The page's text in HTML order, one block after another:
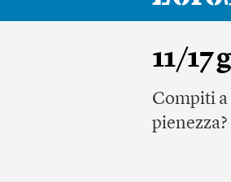
11/17
Compiti a
pienezza?